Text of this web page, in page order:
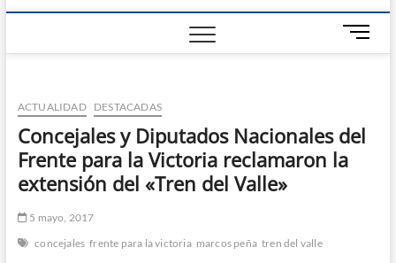
B
o
d
e
ACTUALIDAD DESTACADAS
Concejales y Diputados Nacionales del
Frente para la Victoria reclamaron la
extensión del «Tren del Valle»
5 mayo, 2017
concejales frente para la victoria marcos peña tren del valle